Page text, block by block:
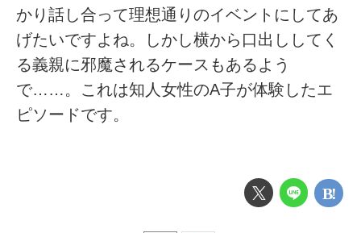
かり話し合って理想通りのイベントにしてあ
げたいですよね。しかし横から口出ししてく
る義親に邪魔されるケースもあるよう
で……。これは知人女性のA子が体験したエ
ピソードです。